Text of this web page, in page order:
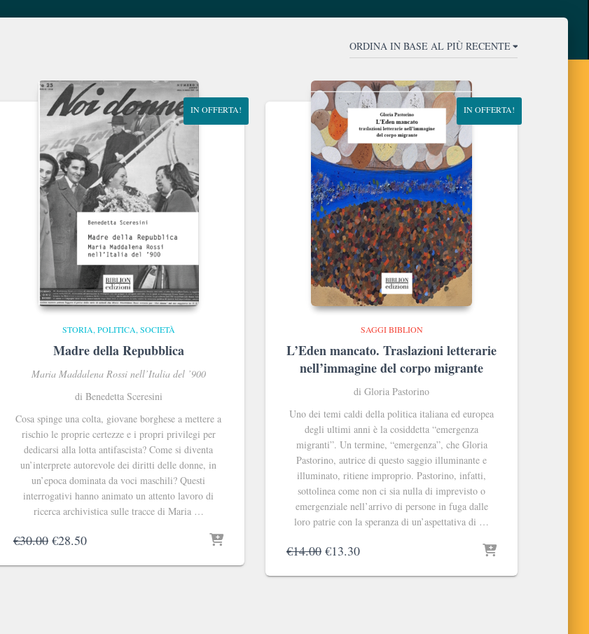
IN OFFERTA!
STORIA, POLITICA, SOCIETÀ
Madre della Repubblica
Maria Maddalena Rossi nell’Italia del ’900
di Benedetta Sceresini
Cosa spinge una colta, giovane borghese a mettere a
rischio le proprie certezze e i propri privilegi per
dedicarsi alla lotta antifascista? Come si diventa
un’interprete autorevole dei diritti delle donne, in
un’epoca dominata da voci maschili? Questi
interrogativi hanno animato un attento lavoro di
ricerca archivistica sulle tracce di Maria …
€30.00 Il
originale
€28.50Il
attuale
IN OFFERTA!
SAGGI BIBLION
L’Eden mancato. Traslazioni letterarie
nell’immagine del corpo migrante
di Gloria Pastorino
Uno dei temi caldi della politica italiana ed europea
degli ultimi anni è la cosiddetta “emergenza
migranti”. Un termine, “emergenza”, che Gloria
Pastorino, autrice di questo saggio illuminante e
illuminato, ritiene improprio. Pastorino, infatti,
sottolinea come non ci sia nulla di imprevisto o
emergenziale nell’arrivo di persone in fuga dalle
loro patrie con la speranza di un’aspettativa di …
€14.00 Il
originale
€13.30Il
attuale